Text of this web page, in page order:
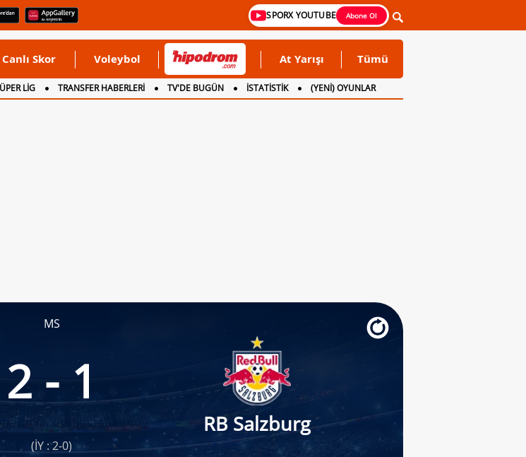
SPORX YOUTUBE Abone Ol
Canlı Skor Voleybol At Yarışı Tümü
LİG TRANSFER HABERLERİ TV'DE BUGÜN İSTATİSTİK
(YENİ) OYUNLAR
MS
2 - 1
RB Salzburg
(İY : 2-0)